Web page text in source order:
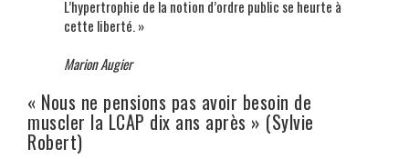
L’hypertrophie de la notion d’ordre public se heurte à
cette liberté. »
Marion Augier
« Nous ne pensions pas avoir besoin de
muscler la LCAP dix ans après » (Sylvie
Robert)